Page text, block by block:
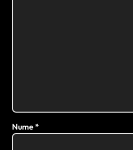
Nume*